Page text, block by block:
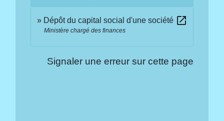
Dépôt du capital social d'une société open_in_new
Ministère chargé des finances
Signaler une erreur sur cette page